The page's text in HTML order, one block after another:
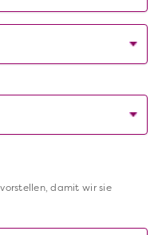
vorstellen, damit wir sie